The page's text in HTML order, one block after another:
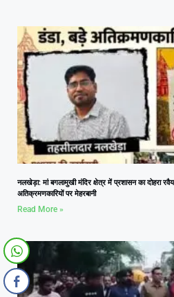
नलखेड़ा: मां बगलामुखी मंदिर क्षेत्र में प्रशासन का दोहरा
अतिक्रमणकारियों पर मेहरबानी
Read More »